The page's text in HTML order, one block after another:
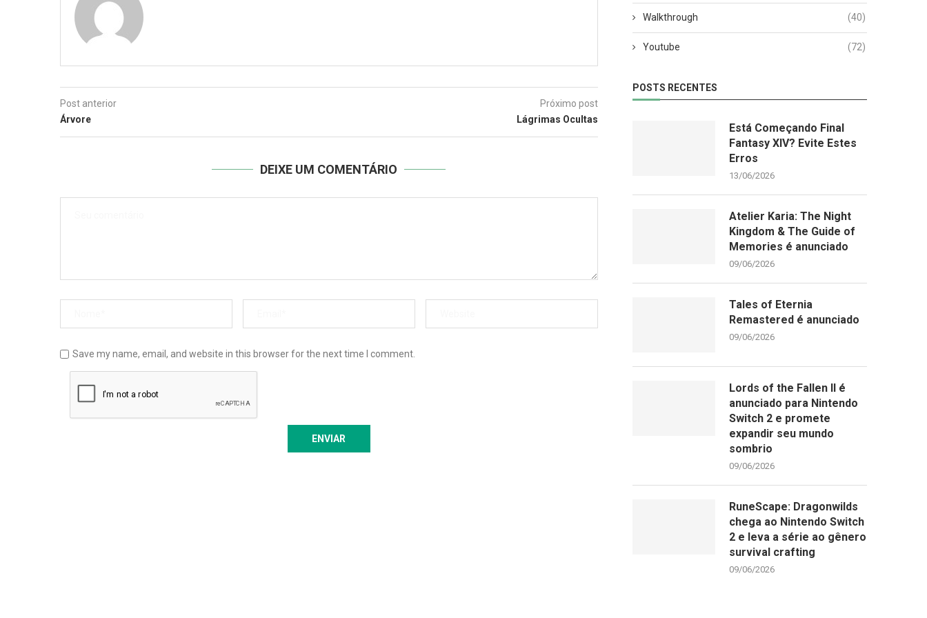
Post anterior
Árvore
Próximo post
Lágrimas Ocultas
DEIXE UM COMENTÁRIO
Save my name, email, and website in this browser for the next time I comment.
Walkthrough (40)
Youtube (72)
POSTS RECENTES
Está Começando Final
Fantasy XIV? Evite Estes
Erros
13/06/2026
Atelier Karia: The Night
Kingdom & The Guide of
Memories é anunciado
09/06/2026
Tales of Eternia
Remastered é anunciado
09/06/2026
Lords of the Fallen II é
anunciado para Nintendo
Switch 2 e promete
expandir seu mundo
sombrio
09/06/2026
RuneScape: Dragonwilds
chega ao Nintendo Switch
2 e leva a série ao gênero
survival crafting
09/06/2026